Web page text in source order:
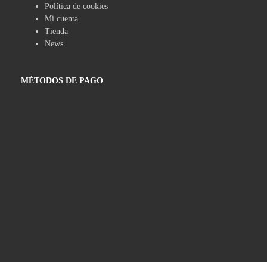
Política de cookies
Mi cuenta
Tienda
News
MÉTODOS DE PAGO